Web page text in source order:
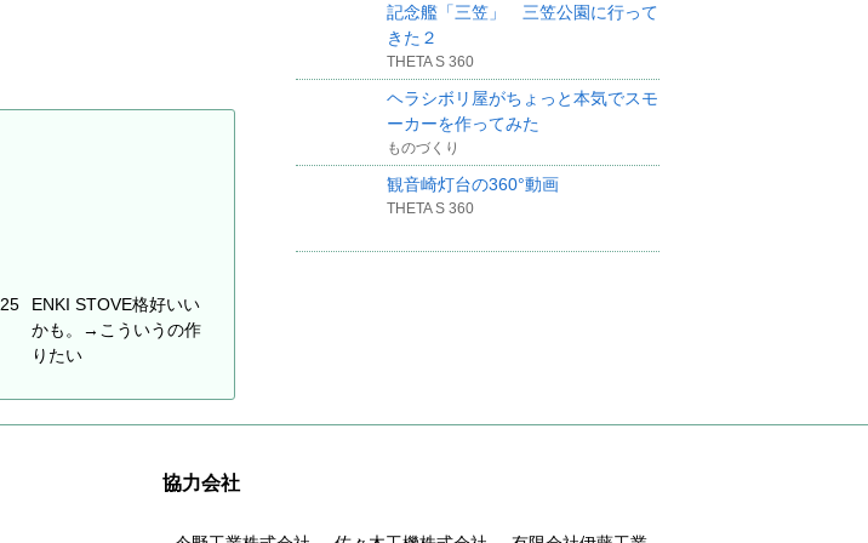
ENKI STOVE格好いい
かも。→こういうの作
りたい
記念艦「三笠」 三笠公園に行って
きた２
THETA S 360
ヘラシボリ屋がちょっと本気でスモ
ーカーを作ってみた
ものづくり
観音崎灯台の360°動画
THETA S 360
協力会社